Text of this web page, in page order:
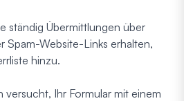
ständig Übermittlungen über
Spam-Website-Links erhalten,
hinzu.
Ihr Formular mit einem